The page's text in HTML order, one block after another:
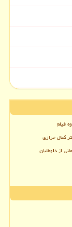
فیلم
کمال خرازی